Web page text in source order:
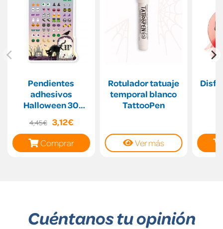
Pendientes
adhesivos
Halloween 30
4,45€
3,12€
Comprar
Rotulador tatuaje
temporal blanco
TattooPen
Ver más
Cuéntanos tu opinión